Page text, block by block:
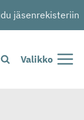
jäsenrekisteriin
Valikko